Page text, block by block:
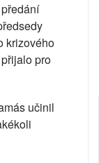
krizového
pro
učinil